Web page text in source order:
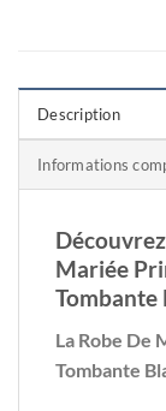
Description
Informations
Mariée
Tombante
La Robe De
Tombante